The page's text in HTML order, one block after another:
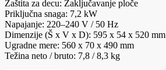
Zaštita za decu: Zaključavanje ploče
Priključna snaga: 7,2 kW
Napajanje: 220–240 V / 50 Hz
Dimenzije (Š x V x D): 595 x 54 x 520 mm
Ugradne mere: 560 x 70 x 490 mm
Težina neto / bruto: 7,8 / 8,3 kg